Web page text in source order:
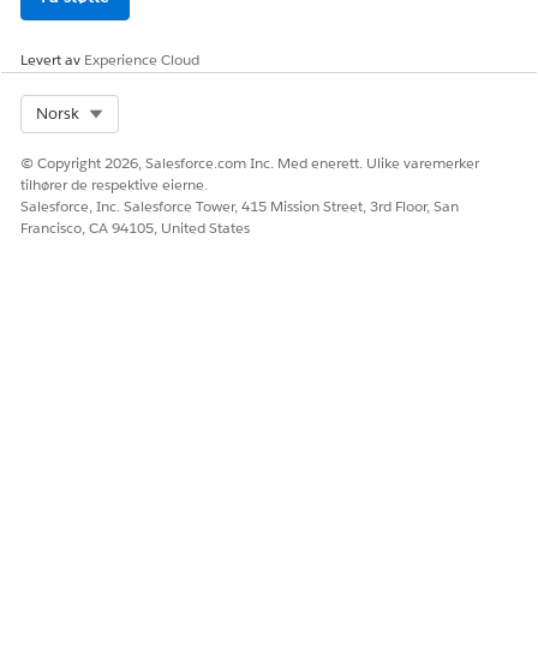
Levert av Experience Cloud
Norsk
© Copyright 2026, Salesforce.com Inc. Med enerett. Ulike varemerker
tilhører de respektive eierne.
Salesforce, Inc. Salesforce Tower, 415 Mission Street, 3rd Floor, San
Francisco, CA 94105, United States